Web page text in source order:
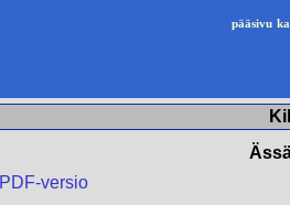
pääsivu
PDF-versio